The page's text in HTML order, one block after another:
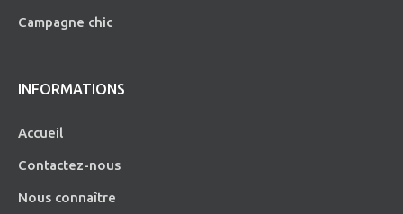
Campagne chic
INFORMATIONS
Accueil
Contactez-nous
Nous connaître